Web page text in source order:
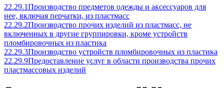
22.29.1Производство предметов одежды и аксессуаров для
нее, включая перчатки, из пластмасс
22.29.2Производство прочих изделий из пластмасс, не
включенных в другие группировки, кроме устройств
пломбировочных из пластика
22.29.3Производство устройств пломбировочных из пластика
22.29.9Предоставление услуг в области производства прочих
пластмассовых изделий